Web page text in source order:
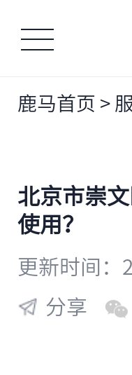
鹿马首页 >
北京市崇
使用？
更新时间：
分享